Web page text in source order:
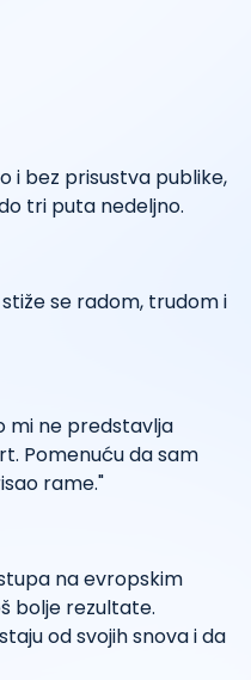
i bez prisustva publike,
tri puta nedeljno.
se radom, trudom i
mi ne predstavlja
Pomenuću da sam
rame."
na evropskim
bolje rezultate.
od svojih snova i da